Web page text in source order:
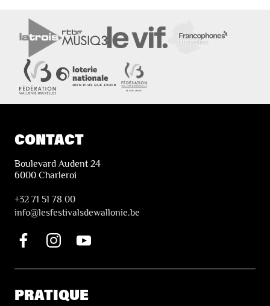
CONTACT
Boulevard Audent 24
6000 Charleroi
+32 71 51 78 00
info@lesfestivalsdewallonie.be
PRATIQUE